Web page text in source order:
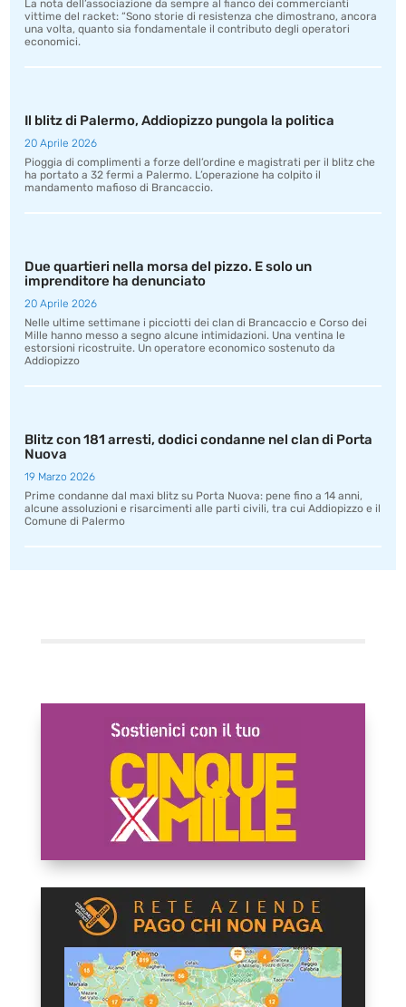
La nota dell’associazione da sempre al fianco dei commercianti
vittime del racket: “Sono storie di resistenza che dimostrano, ancora
una volta, quanto sia fondamentale il contributo degli operatori
economici.
Il blitz di Palermo, Addiopizzo pungola la politica
20 Aprile 2026
Pioggia di complimenti a forze dell’ordine e magistrati per il blitz che
ha portato a 32 fermi a Palermo. L’operazione ha colpito il
mandamento mafioso di Brancaccio.
Due quartieri nella morsa del pizzo. E solo un
imprenditore ha denunciato
20 Aprile 2026
Nelle ultime settimane i picciotti dei clan di Brancaccio e Corso dei
Mille hanno messo a segno alcune intimidazioni. Una ventina le
estorsioni ricostruite. Un operatore economico sostenuto da
Addiopizzo
Blitz con 181 arresti, dodici condanne nel clan di Porta
Nuova
19 Marzo 2026
Prime condanne dal maxi blitz su Porta Nuova: pene fino a 14 anni,
alcune assoluzioni e risarcimenti alle parti civili, tra cui Addiopizzo e il
Comune di Palermo